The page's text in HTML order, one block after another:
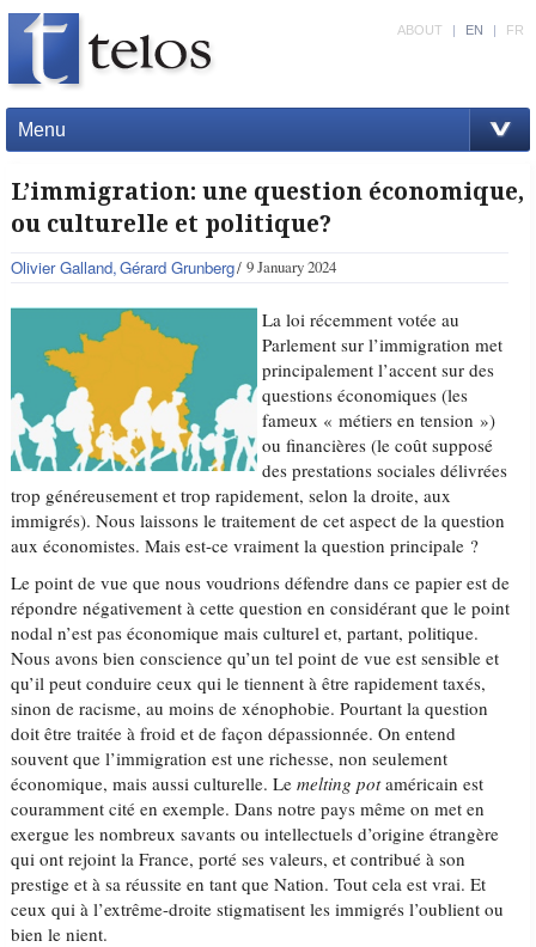
Menu
ABOUT | EN | FR
L’immigration: une question économique,
ou culturelle et politique?
Olivier Galland Gérard Grunberg 9 January 2024
La loi récemment votée au
Parlement sur l’immigration met
principalement l’accent sur des
questions économiques (les
fameux « métiers en tension »)
ou financières (le coût supposé
des prestations sociales délivrées
trop généreusement et trop rapidement, selon la droite, aux
immigrés). Nous laissons le traitement de cet aspect de la question
aux économistes. Mais est-ce vraiment la question principale ?
Le point de vue que nous voudrions défendre dans ce papier est de
répondre négativement à cette question en considérant que le point
nodal n’est pas économique mais culturel et, partant, politique.
Nous avons bien conscience qu’un tel point de vue est sensible et
qu’il peut conduire ceux qui le tiennent à être rapidement taxés,
sinon de racisme, au moins de xénophobie. Pourtant la question
doit être traitée à froid et de façon dépassionnée. On entend
souvent que l’immigration est une richesse, non seulement
économique, mais aussi culturelle. Lemelting potaméricain est
couramment cité en exemple. Dans notre pays même on met en
exergue les nombreux savants ou intellectuels d’origine étrangère
qui ont rejoint la France, porté ses valeurs, et contribué à son
prestige et à sa réussite en tant que Nation. Tout cela est vrai. Et
ceux qui à l’extrême-droite stigmatisent les immigrés l’oublient ou
bien le nient.